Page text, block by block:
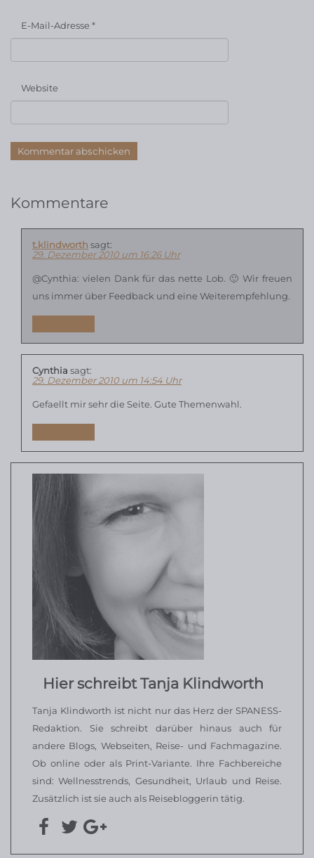
E-Mail-Adresse*
Website
Kommentare
t.klindworth sagt:
29. Dezember 2010 um 16:26 Uhr
@Cynthia: vielen Dank für das nette Lob. 🙂 Wir freuen
uns immer über Feedback und eine Weiterempfehlung.
Cynthia sagt:
29. Dezember 2010 um 14:54 Uhr
Gefaellt mir sehr die Seite. Gute Themenwahl.
Hier schreibt Tanja Klindworth
Tanja Klindworth ist nicht nur das Herz der SPANESS-
Redaktion. Sie schreibt darüber hinaus auch für
andere Blogs, Webseiten, Reise- und Fachmagazine.
Ob online oder als Print-Variante. Ihre Fachbereiche
sind: Wellnesstrends, Gesundheit, Urlaub und Reise.
Zusätzlich ist sie auch als Reisebloggerin tätig.